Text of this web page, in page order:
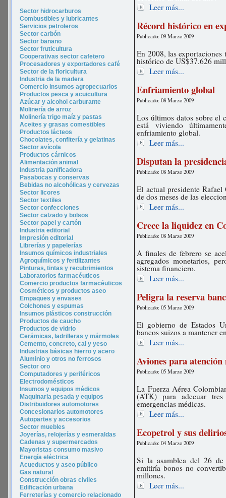
Sector hidrocarburos
Combustibles y lubricantes
Servicios petroleros
Sector carbón
Sector banano
Sector fruticultura
Cooperativas sector cafetero
Procesadores y exportadores café
Sector de la floricultura
Industria de la madera
Comercio insumos agropecuarios
Productos pesca y acuicultura
Azúcar y alcohol carburante
Molinería de arroz
Molinería trigo maíz y pastas
Aceites y grasas comestibles
Productos lácteos
Chocolates, confitería y gelatinas
Sector avícola
Productos cárnicos
Alimentación animal
Industria panificadora
Pasabocas y conservas
Bebidas no alcohólicas y cervezas
Sector licores
Sector textiles
Sector confecciones
Sector calzado y bolsos
Sector papel y cartón
Industria editorial
Impresión editorial
Librerías y papelerías
Insumos químicos industriales
Agroquímicos y fertilizantes
Pinturas, tintas y recubrimientos
Laboratorios farmacéuticos
Comercio productos farmacéuticos
Cosméticos y productos aseo
Empaques y envases
Colchones y espumas
Insumos plásticos construcción
Productos de caucho
Productos de vidrio
Cerámicas, ladrilleras y mármoles
Cemento, concreto, cal y yeso
Industrias básicas hierro y acero
Aluminio y otros no ferrosos
Sector oro
Computadores y periféricos
Electrodomésticos
Insumos y equipos médicos
Maquinaria pesada y equipos
Distribuidores automotores
Concesionarios automotores
Autopartes y accesorios
Sector muebles
Joyerías, relojerías y esmeraldas
Cadenas y supermercados
Mayoristas consumo masivo
Energía eléctrica
Acueductos y aseo público
Gas natural
Construcción obras civiles
Edificación urbana
Ferreterías y comercio relacionado
Leer más...
Récord histórico en
Publicado: 09 Marzo 2009
En 2008, las
histórico de US$37.626
Leer más...
Enfriamiento global
Publicado: 08 Marzo 2009
Los últimos datos sobre el
está viviendo
enfriamiento global.
Leer más...
Disputan la
Publicado: 08 Marzo 2009
El actual presidente Rafael
de dos meses de las
Leer más...
Crece la liquidez en
Publicado: 08 Marzo 2009
A finales de febrero se
agregados monetarios,
sistema financiero.
Leer más...
Peligra la reserva
Publicado: 05 Marzo 2009
El gobierno de Estados
bancos suizos a mantener
Leer más...
Aviones para atención
Publicado: 05 Marzo 2009
La Fuerza Aérea
(ATK) para adecuar
emergencias médicas.
Leer más...
Ecopetrol y sus
Publicado: 04 Marzo 2009
Si la asamblea del 26
emitiría bonos no
millones.
Leer más...